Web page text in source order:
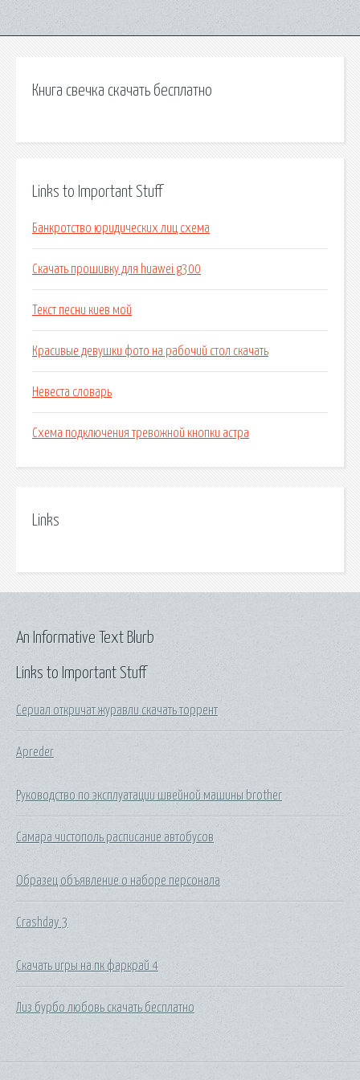
Книга свечка скачать бесплатно
Links to Important Stuff
Банкротство юридических лиц схема
Скачать прошивку для huawei g300
Текст песни киев мой
Красивые девушки фото на рабочий стол скачать
Невеста словарь
Схема подключения тревожной кнопки астра
Links
Links to Important Stuff
Сериал откричат журавли скачать торрент
Apreder
Руководство по эксплуатации швейной машины brother
Самара чистополь расписание автобусов
Образец объявление о наборе персонала
Crashday 3
Скачать игры на пк фаркрай 4
Лиз бурбо любовь скачать бесплатно
An Informative Text Blurb